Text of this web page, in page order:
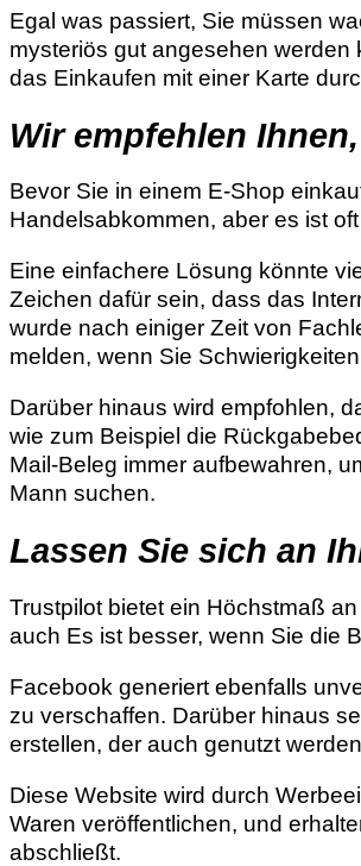
Egal was passiert, Sie müssen
mysteriös gut angesehen werden
das Einkaufen mit einer Karte
Wir empfehlen
Bevor Sie in einem E-Shop
Handelsabkommen, aber es ist
Eine einfachere Lösung könnte
Zeichen dafür sein, dass das
wurde nach einiger Zeit von
melden, wenn Sie
Darüber hinaus wird empfohlen,
wie zum Beispiel die
Mail-Beleg immer aufbewahren,
Mann suchen.
Lassen Sie sich an
Trustpilot bietet ein Höchstmaß
auch Es ist besser, wenn Sie die
Facebook generiert ebenfalls
zu verschaffen. Darüber hinaus
erstellen, der auch genutzt
Diese Website wird durch
Waren veröffentlichen, und
abschließt.